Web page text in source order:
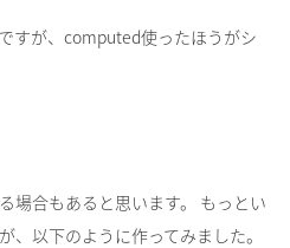
すが、computed使ったほうがシ
場合もあると思います。 もっとい
、以下のように作ってみました。